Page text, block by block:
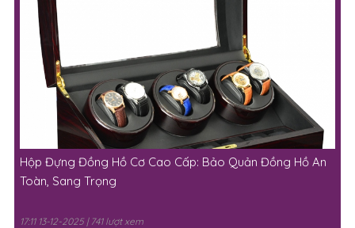
Hộp Đựng Đồng Hồ Cơ Cao Cấp: Bảo Quản Đồng Hồ An
Toàn, Sang Trọng
17:11 13-12-2025 | 741 lượt xem